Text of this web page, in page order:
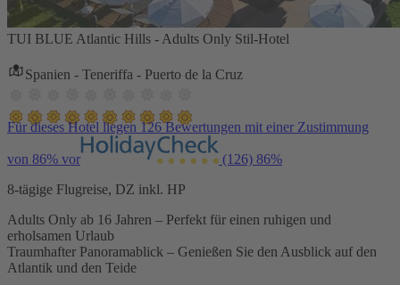
TUI BLUE Atlantic Hills - Adults Only Stil-Hotel
Spanien - Teneriffa - Puerto de la Cruz
Für dieses Hotel liegen 126 Bewertungen mit einer Zustimmung
von 86% vor (126) 86%
8-tägige Flugreise, DZ inkl. HP
Adults Only ab 16 Jahren – Perfekt für einen ruhigen und
erholsamen Urlaub
Traumhafter Panoramablick – Genießen Sie den Ausblick auf den
Atlantik und den Teide